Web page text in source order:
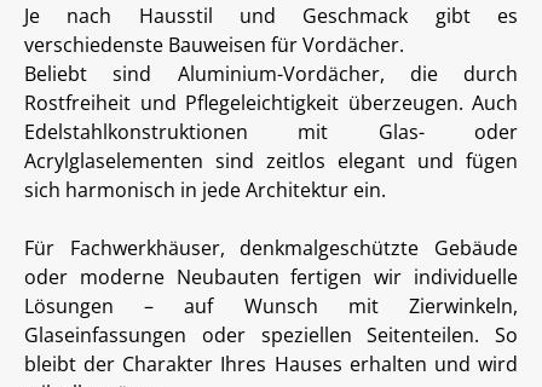
Je nach Hausstil und Geschmack gibt es
verschiedenste Bauweisen für Vordächer.
Beliebt sind Aluminium-Vordächer, die durch
Rostfreiheit und Pflegeleichtigkeit überzeugen. Auch
Edelstahlkonstruktionen mit Glas- oder
Acrylglaselementen sind zeitlos elegant und fügen
sich harmonisch in jede Architektur ein.
Für Fachwerkhäuser, denkmalgeschützte Gebäude
oder moderne Neubauten fertigen wir individuelle
Lösungen – auf Wunsch mit Zierwinkeln,
Glaseinfassungen oder speziellen Seitenteilen. So
bleibt der Charakter Ihres Hauses erhalten und wird